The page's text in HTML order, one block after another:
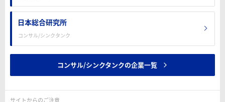
日本総合研究所
コンサル/シンクタンク
コンサル/シンクタンクの企業一覧
サイトからのご注意